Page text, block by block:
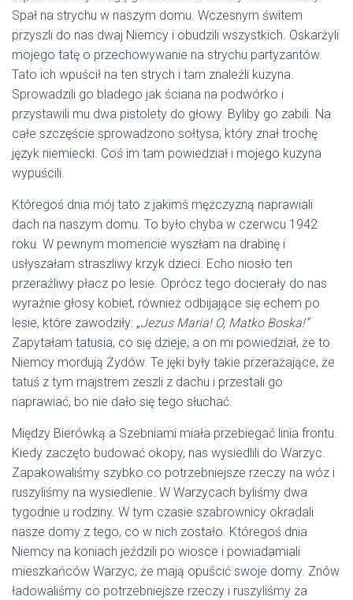
Spał na strychu w naszym domu. Wczesnym świtem
przyszli do nas dwaj Niemcy i obudzili wszystkich. Oskarżyli
mojego tatę o przechowywanie na strychu partyzantów.
Tato ich wpuścił na ten strych i tam znaleźli kuzyna.
Sprowadzili go bladego jak ściana na podwórko i
przystawili mu dwa pistolety do głowy. Byliby go zabili. Na
całe szczęście sprowadzono sołtysa, który znał trochę
język niemiecki. Coś im tam powiedział i mojego kuzyna
wypuścili.
Któregoś dnia mój tato z jakimś mężczyzną naprawiali
dach na naszym domu. To było chyba w czerwcu 1942
roku. W pewnym momencie wyszłam na drabinę i
usłyszałam straszliwy krzyk dzieci. Echo niosło ten
przeraźliwy płacz po lesie. Oprócz tego docierały do nas
wyraźnie głosy kobiet, również odbijające się echem po
lesie, które zawodziły: „Jezus Maria! O, Matko Boska!”
Zapytałam tatusia, co się dzieje, a on mi powiedział, że to
Niemcy mordują Żydów. Te jęki były takie przerażające, że
tatuś z tym majstrem zeszli z dachu i przestali go
naprawiać, bo nie dało się tego słuchać.
Między Bierówką a Szebniami miała przebiegać linia frontu.
Kiedy zaczęto budować okopy, nas wysiedlili do Warzyc.
Zapakowaliśmy szybko co potrzebniejsze rzeczy na wóz i
ruszyliśmy na wysiedlenie. W Warzycach byliśmy dwa
tygodnie u rodziny. W tym czasie szabrownicy okradali
nasze domy z tego, co w nich zostało. Któregoś dnia
Niemcy na koniach jeździli po wiosce i powiadamiali
mieszkańców Warzyc, że mają opuścić swoje domy. Znów
ładowaliśmy co potrzebniejsze rzeczy i ruszyliśmy za